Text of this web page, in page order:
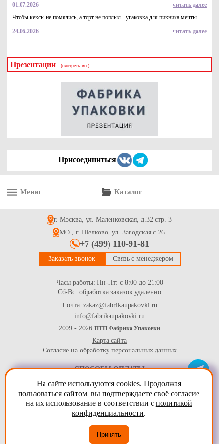
Упаковка картонная для наггетсов и куриных крылышек р-р
S 115*75*45мм, серия "Приятного аппетита" печать красная
Картонная коробка контейнер из крафт картона с ламинацией
Картонная коробка контейнер из крафт картона с ламинацией
и окном р-р "L" 190*150*50мм, 1000 мл, серия "Fupeco Fresh
01.07.2026
читать далее
Чтобы кексы не помялись, а торт не поплыл - упаковка для пикника мечты
24.06.2026 читать далее
Презентации (смотреть всё)
Присоединиться
Меню Каталог
г. Москва, ул. Маленковская, д.32 стр. 3
МО., г. Щелково, ул. Заводская с 26.
+7 (499) 110-91-81
Заказать звонок Связь с менеджером
Часы работы: Пн-Пт: с 8:00 до 21:00
Сб-Вс: обработка заказов удаленно
Почта: zakaz@fabrikaupakovki.ru
info@fabrikaupakovki.ru
2009 - 2026 ПТП Фабрика Упаковки
Карта сайта
Согласие на обработку персональных данных
СПОСОБЫ ОПЛАТЫ
На сайте используются cookies. Продолжая
пользоваться сайтом, выподтверждаете своё согласие
на их использование в соответствии с политикой
конфиденциальности.
Принять